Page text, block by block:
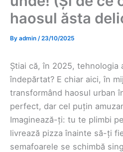
haosul ăsta
By admin /23/10/2025
Știai că, în 2025, tehnologia
îndepărtat? E chiar aici, în
transformând haosul urban
perfect, dar cel puțin
Imaginează-ți: tu te plimbi
livrează pizza înainte să-ți
semafoarele se schimbă